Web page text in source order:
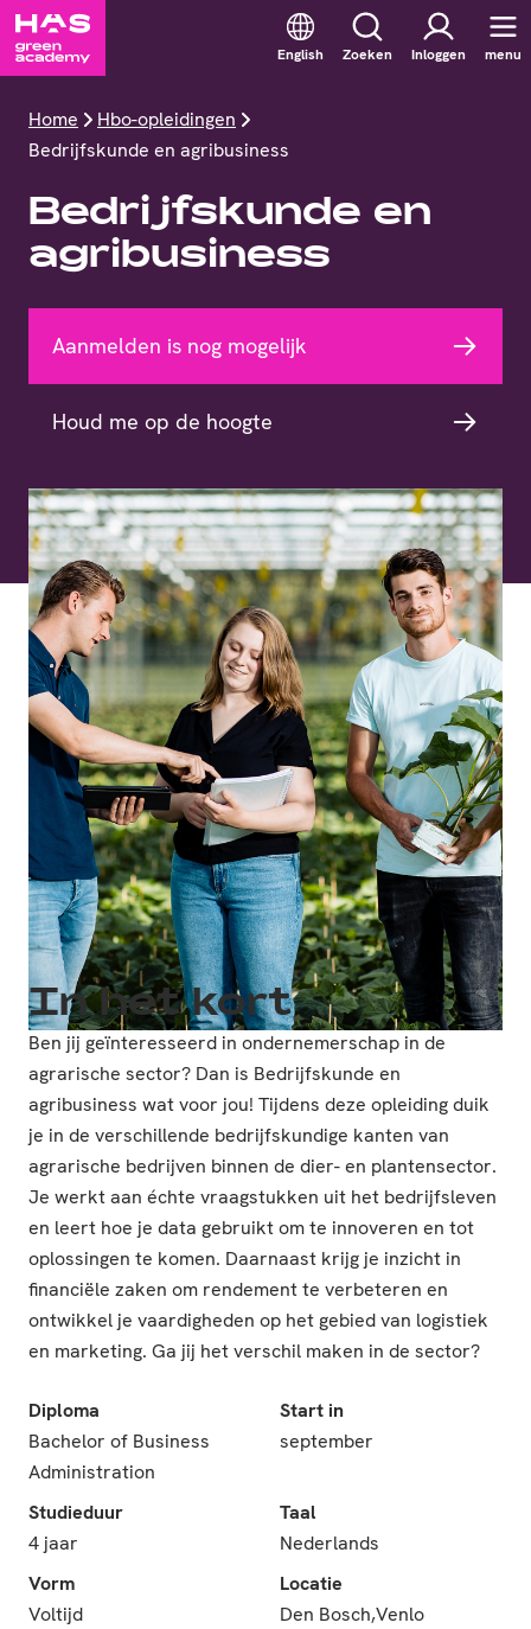
English Zoeken Inloggen menu
Home
Hbo-opleidingen
Bedrijfskunde en agribusiness
Bedrijfskunde en
agribusiness
Aanmelden is nog mogelijk
Houd me op de hoogte
In het kort
Ben jij geïnteresseerd in ondernemerschap in de
agrarische sector? Dan is Bedrijfskunde en
agribusiness wat voor jou! Tijdens deze opleiding duik
je in de verschillende bedrijfskundige kanten van
agrarische bedrijven binnen de dier- en plantensector.
Je werkt aan échte vraagstukken uit het bedrijfsleven
en leert hoe je data gebruikt om te innoveren en tot
oplossingen te komen. Daarnaast krijg je inzicht in
financiële zaken om rendement te verbeteren en
ontwikkel je vaardigheden op het gebied van logistiek
en marketing. Ga jij het verschil maken in de sector?
Diploma
Bachelor of Business
Administration
Start in
september
Studieduur
4 jaar
Taal
Nederlands
Vorm
Voltijd
Locatie
Den Bosch,Venlo